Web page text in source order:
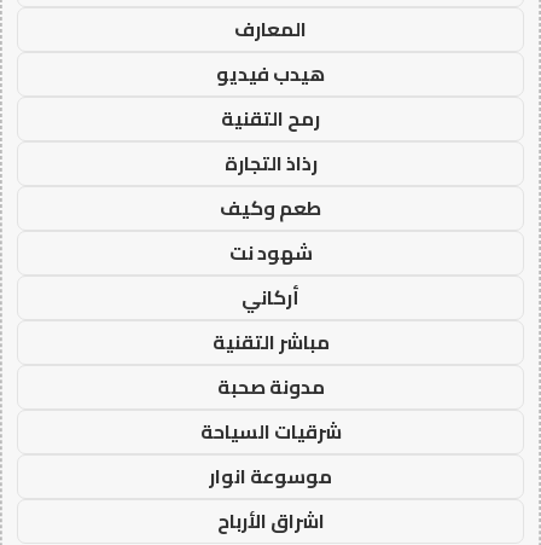
المعارف
هيدب فيديو
رمح التقنية
رذاذ التجارة
طعم وكيف
شهود نت
أركاني
مباشر التقنية
مدونة صحبة
شرقيات السياحة
موسوعة انوار
اشراق الأرباح